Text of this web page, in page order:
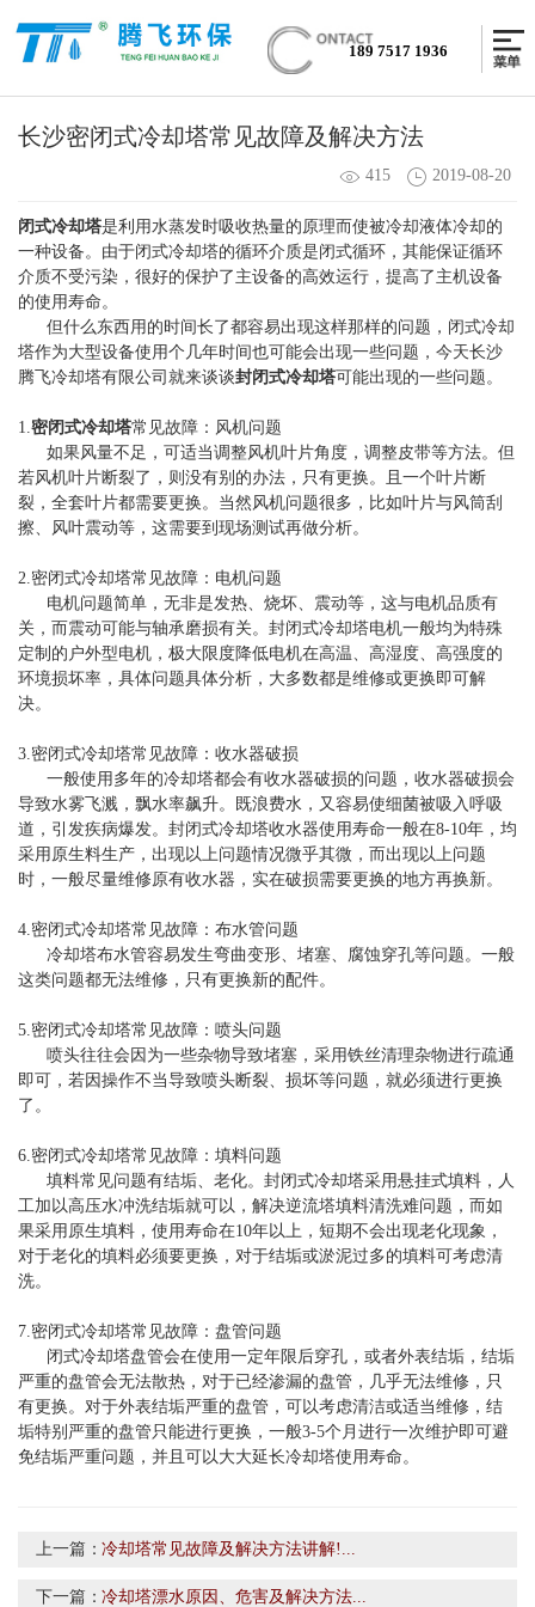
189 7517 1936
长沙密闭式冷却塔常见故障及解决方法
415 2019-08-20
闭式冷却塔是利用水蒸发时吸收热量的原理而使被冷却液体冷却的
一种设备。由于闭式冷却塔的循环介质是闭式循环，其能保证循环
介质不受污染，很好的保护了主设备的高效运行，提高了主机设备
的使用寿命。
但什么东西用的时间长了都容易出现这样那样的问题，闭式冷却
塔作为大型设备使用个几年时间也可能会出现一些问题，今天长沙
腾飞冷却塔有限公司就来谈谈封闭式冷却塔可能出现的一些问题。
1. 密闭式冷却塔常见故障：风机问题
如果风量不足，可适当调整风机叶片角度，调整皮带等方法。但
若风机叶片断裂了，则没有别的办法，只有更换。且一个叶片断
裂，全套叶片都需要更换。当然风机问题很多，比如叶片与风筒刮
擦、风叶震动等，这需要到现场测试再做分析。
2.密闭式冷却塔常见故障：电机问题
电机问题简单，无非是发热、烧坏、震动等，这与电机品质有
关，而震动可能与轴承磨损有关。封闭式冷却塔电机一般均为特殊
定制的户外型电机，极大限度降低电机在高温、高湿度、高强度的
环境损坏率，具体问题具体分析，大多数都是维修或更换即可解
决。
3.密闭式冷却塔常见故障：收水器破损
一般使用多年的冷却塔都会有收水器破损的问题，收水器破损会
导致水雾飞溅，飘水率飙升。既浪费水，又容易使细菌被吸入呼吸
道，引发疾病爆发。封闭式冷却塔收水器使用寿命一般在8-10年，均
采用原生料生产，出现以上问题情况微乎其微，而出现以上问题
时，一般尽量维修原有收水器，实在破损需要更换的地方再换新。
4.密闭式冷却塔常见故障：布水管问题
冷却塔布水管容易发生弯曲变形、堵塞、腐蚀穿孔等问题。一般
这类问题都无法维修，只有更换新的配件。
5.密闭式冷却塔常见故障：喷头问题
喷头往往会因为一些杂物导致堵塞，采用铁丝清理杂物进行疏通
即可，若因操作不当导致喷头断裂、损坏等问题，就必须进行更换
了。
6.密闭式冷却塔常见故障：填料问题
填料常见问题有结垢、老化。封闭式冷却塔采用悬挂式填料，人
工加以高压水冲洗结垢就可以，解决逆流塔填料清洗难问题，而如
果采用原生填料，使用寿命在10年以上，短期不会出现老化现象，
对于老化的填料必须要更换，对于结垢或淤泥过多的填料可考虑清
洗。
7.密闭式冷却塔常见故障：盘管问题
闭式冷却塔盘管会在使用一定年限后穿孔，或者外表结垢，结垢
严重的盘管会无法散热，对于已经渗漏的盘管，几乎无法维修，只
有更换。对于外表结垢严重的盘管，可以考虑清洁或适当维修，结
垢特别严重的盘管只能进行更换，一般3-5个月进行一次维护即可避
免结垢严重问题，并且可以大大延长冷却塔使用寿命。
上一篇：冷却塔常见故障及解决方法讲解!...
下一篇：冷却塔漂水原因、危害及解决方法...